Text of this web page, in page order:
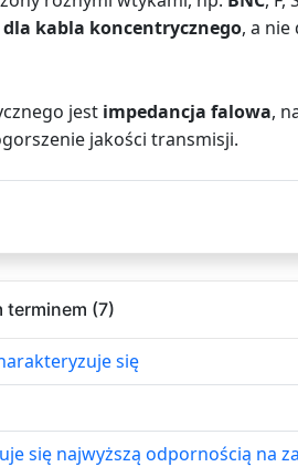
kabla koncentrycznego, a
jest impedancja falowa,
jakości transmisji.
terminem (7)
się
się najwyższą odpornością na